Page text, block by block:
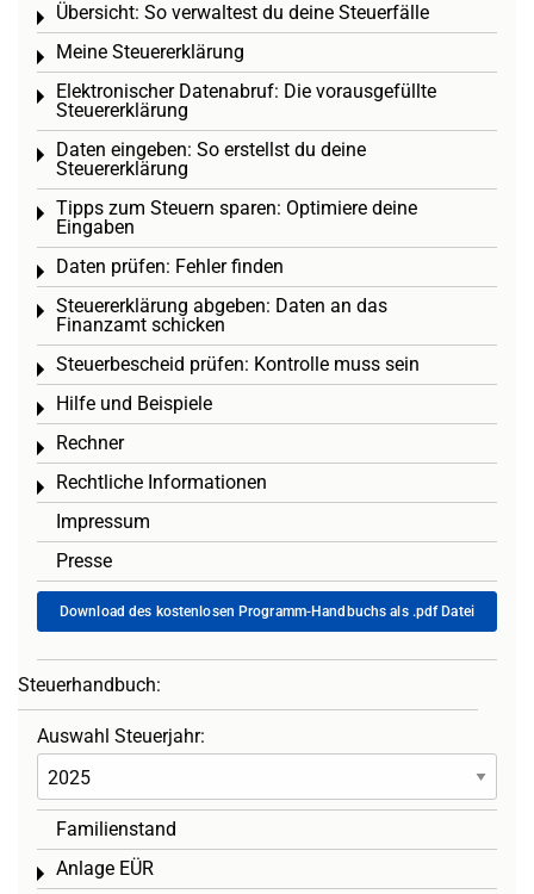
Übersicht: So verwaltest du deine Steuerfälle
Toggle menu
Meine Steuererklärung
Toggle menu
Elektronischer Datenabruf: Die vorausgefüllte
Steuererklärung
Toggle menu
Daten eingeben: So erstellst du deine
Steuererklärung
Toggle menu
Tipps zum Steuern sparen: Optimiere deine
Eingaben
Toggle menu
Daten prüfen: Fehler finden
Toggle menu
Steuererklärung abgeben: Daten an das
Finanzamt schicken
Toggle menu
Steuerbescheid prüfen: Kontrolle muss sein
Toggle menu
Hilfe und Beispiele
Toggle menu
Rechner
Toggle menu
Rechtliche Informationen
Toggle menu
Impressum
Presse
Download des kostenlosen Programm-Handbuchs als .pdf Datei
Steuerhandbuch:
Auswahl Steuerjahr:
Familienstand
Anlage EÜR
Toggle menu